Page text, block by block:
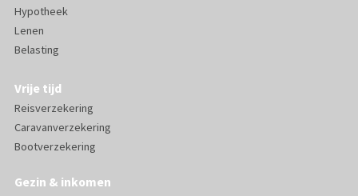
Hypotheek
Lenen
Belasting
Vrije tijd
Reisverzekering
Caravanverzekering
Bootverzekering
Gezin & inkomen